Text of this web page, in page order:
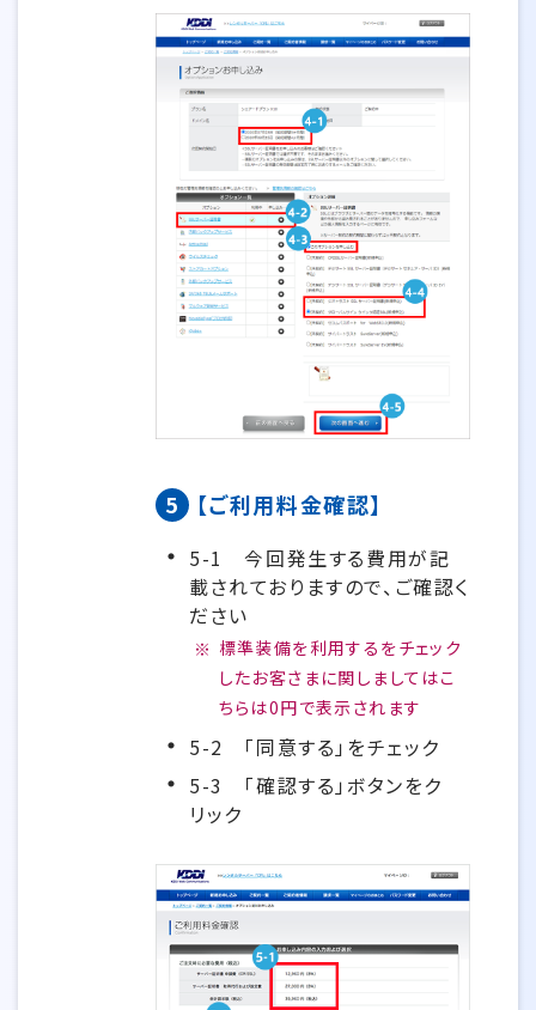
5 【ご利用料金確認】
5-1
今回発生する費用が記
載されておりますので、ご確認く
ださい
標準装備を利用するをチェック
したお客さまに関しましてはこ
ちらは0円で表示されます
5-2
「同意する」をチェック
5-3
「確認する」ボタンをク
リック